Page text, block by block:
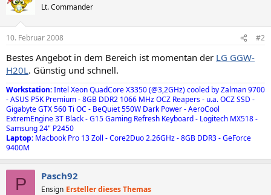
Lt. Commander
10. Februar 2008 #2
Bestes Angebot in dem Bereich ist momentan der LG GGW-
H20L. Günstig und schnell.
Workstation:Intel Xeon QuadCore X3350 (@3,2GHz) cooled by Zalman 9700
- ASUS P5K Premium - 8GB DDR2 1066 MHz OCZ Reapers - u.a. OCZ SSD -
Gigabyte GTX 560 Ti OC - BeQuiet 550W Dark Power - AeroCool
ExtremEngine 3T Black - G15 Gaming Refresh Keyboard - Logitech MX518 -
Samsung 24" P2450
Laptop: Macbook Pro 13 Zoll - Core2Duo 2.26GHz - 8GB DDR3 - GeForce
9400M
P Pasch92
Ensign Ersteller dieses Themas